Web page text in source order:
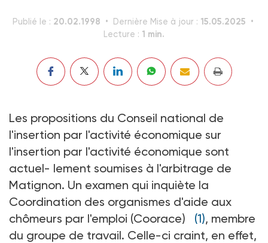
Publié le : 20.02.1998 Dernière Mise à jour : 15.05.2025
Lecture : 1 min.
Les propositions du Conseil national de
l'insertion par l'activité économique sur
l'insertion par l'activité économique sont
actuel- lement soumises à l'arbitrage de
Matignon. Un examen qui inquiète la
Coordination des organismes d'aide aux
chômeurs par l'emploi (Coorace) (1), membre
du groupe de travail. Celle-ci craint, en effet,